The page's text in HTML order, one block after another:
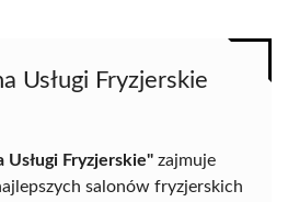
Usługi Fryzjerskie
Usługi Fryzjerskie" zajmuje
salonów fryzjerskich